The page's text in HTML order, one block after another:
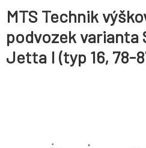
MTS Technik
podvozek varianta
Jetta I (typ 16, 78-